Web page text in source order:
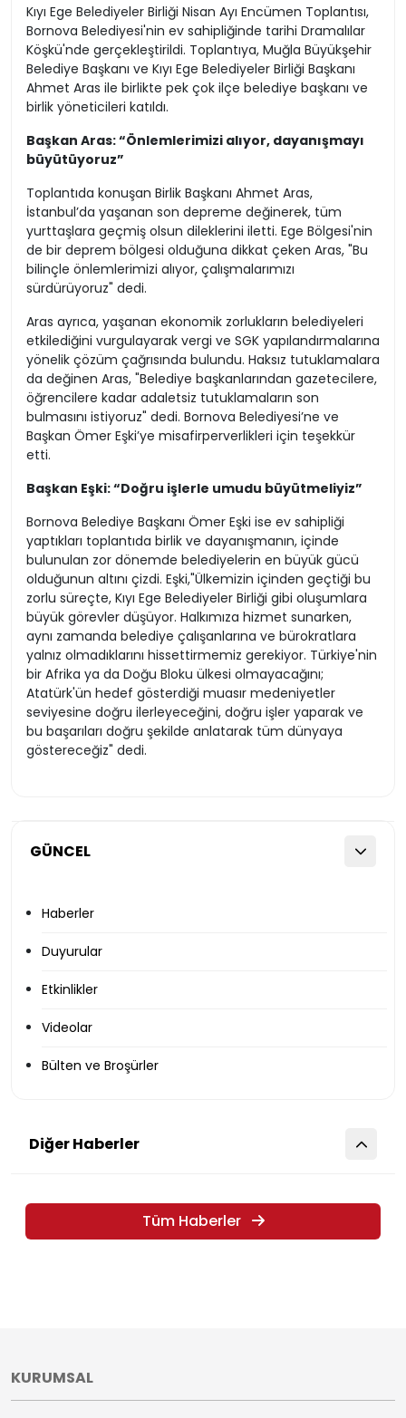
GÜNCEL
Haberler
Duyurular
Etkinlikler
Videolar
Bülten ve Broşürler
Kıyı Ege Belediyeler Birliği Nisan Ayı Encümen Toplantısı,
Bornova Belediyesi'nin ev sahipliğinde tarihi Dramalılar
Köşkü'nde gerçekleştirildi. Toplantıya, Muğla Büyükşehir
Belediye Başkanı ve Kıyı Ege Belediyeler Birliği Başkanı
Ahmet Aras ile birlikte pek çok ilçe belediye başkanı ve
birlik yöneticileri katıldı.
Başkan Aras: “Önlemlerimizi alıyor, dayanışmayı
büyütüyoruz”
Toplantıda konuşan Birlik Başkanı Ahmet Aras,
İstanbul’da yaşanan son depreme değinerek, tüm
yurttaşlara geçmiş olsun dileklerini iletti. Ege Bölgesi'nin
de bir deprem bölgesi olduğuna dikkat çeken Aras, "Bu
bilinçle önlemlerimizi alıyor, çalışmalarımızı
sürdürüyoruz" dedi.
Aras ayrıca, yaşanan ekonomik zorlukların belediyeleri
etkilediğini vurgulayarak vergi ve SGK yapılandırmalarına
yönelik çözüm çağrısında bulundu. Haksız tutuklamalara
da değinen Aras, "Belediye başkanlarından gazetecilere,
öğrencilere kadar adaletsiz tutuklamaların son
bulmasını istiyoruz" dedi. Bornova Belediyesi’ne ve
Başkan Ömer Eşki’ye misafirperverlikleri için teşekkür
etti.
Başkan Eşki: “Doğru işlerle umudu büyütmeliyiz”
Bornova Belediye Başkanı Ömer Eşki ise ev sahipliği
yaptıkları toplantıda birlik ve dayanışmanın, içinde
bulunulan zor dönemde belediyelerin en büyük gücü
olduğunun altını çizdi. Eşki,"Ülkemizin içinden geçtiği bu
zorlu süreçte, Kıyı Ege Belediyeler Birliği gibi oluşumlara
büyük görevler düşüyor. Halkımıza hizmet sunarken,
aynı zamanda belediye çalışanlarına ve bürokratlara
yalnız olmadıklarını hissettirmemiz gerekiyor. Türkiye'nin
bir Afrika ya da Doğu Bloku ülkesi olmayacağını;
Atatürk'ün hedef gösterdiği muasır medeniyetler
seviyesine doğru ilerleyeceğini, doğru işler yaparak ve
bu başarıları doğru şekilde anlatarak tüm dünyaya
göstereceğiz" dedi.
Diğer Haberler
Tüm Haberler
KURUMSAL